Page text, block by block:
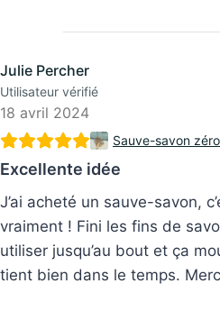
Utilisateur vérifié
18 avril 2024
Excellente idée
J’ai acheté un sauve-savon,
vraiment ! Fini les fins de
utiliser jusqu’au bout et ça
tient bien dans le temps.